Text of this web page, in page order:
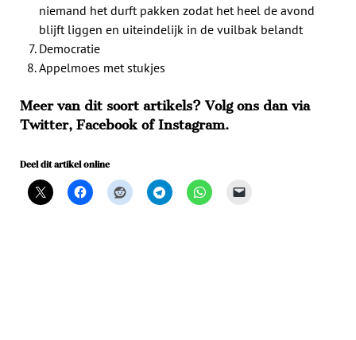
niemand het durft pakken zodat het heel de avond
blijft liggen en uiteindelijk in de vuilbak belandt
Democratie
Appelmoes met stukjes
Meer van dit soort artikels? Volg ons dan via
Twitter, FacebookofInstagram.
Deel dit artikel online